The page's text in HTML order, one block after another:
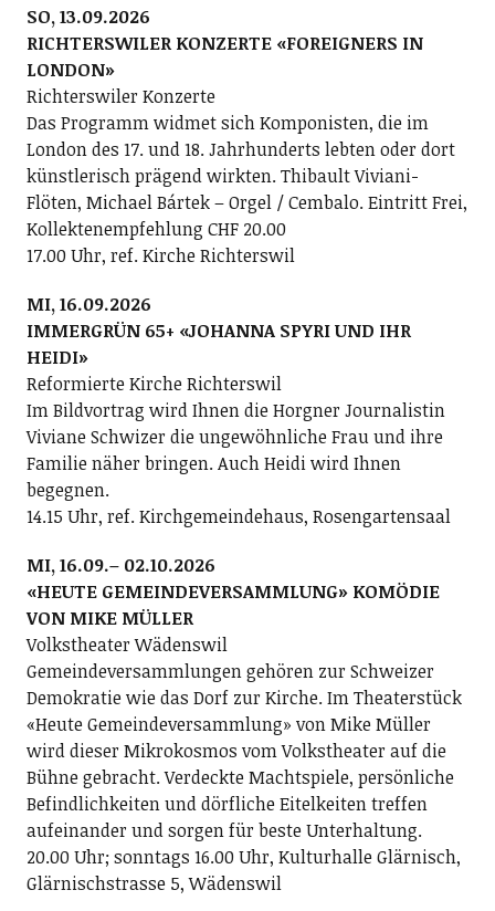
SO, 13.09.2026
RICHTERSWILER KONZERTE «FOREIGNERS IN
LONDON»
Richterswiler Konzerte
Das Programm widmet sich Komponisten, die im
London des 17. und 18. Jahrhunderts lebten oder dort
künstlerisch prägend wirkten. Thibault Viviani-
Flöten, Michael Bártek – Orgel / Cembalo. Eintritt Frei,
Kollektenempfehlung CHF 20.00
17.00 Uhr, ref. Kirche Richterswil
MI, 16.09.2026
IMMERGRÜN 65+ «JOHANNA SPYRI UND IHR
HEIDI»
Reformierte Kirche Richterswil
Im Bildvortrag wird Ihnen die Horgner Journalistin
Viviane Schwizer die ungewöhnliche Frau und ihre
Familie näher bringen. Auch Heidi wird Ihnen
begegnen.
14.15 Uhr, ref. Kirchgemeindehaus, Rosengartensaal
MI, 16.09.– 02.10.2026
«HEUTE GEMEINDEVERSAMMLUNG» KOMÖDIE
VON MIKE MÜLLER
Volkstheater Wädenswil
Gemeindeversammlungen gehören zur Schweizer
Demokratie wie das Dorf zur Kirche. Im Theaterstück
«Heute Gemeindeversammlung» von Mike Müller
wird dieser Mikrokosmos vom Volkstheater auf die
Bühne gebracht. Verdeckte Machtspiele, persönliche
Befindlichkeiten und dörfliche Eitelkeiten treffen
aufeinander und sorgen für beste Unterhaltung.
20.00 Uhr; sonntags 16.00 Uhr, Kulturhalle Glärnisch,
Glärnischstrasse 5, Wädenswil